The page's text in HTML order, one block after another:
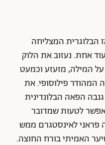
הבלוגרית המצליחה
אחת. נעזוב את הלוק
המילה, מזעזע וכמעט
המהודר פילוסופי. את
הפאה הבלונדינית
לטעות שמדובר
לאינסטגרם ממש
האמיתי בורח החוצה.